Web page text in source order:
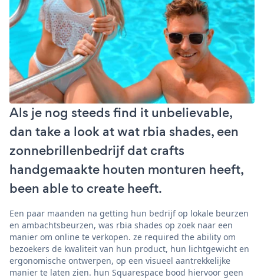
Als je nog steeds find it unbelievable,
dan take a look at wat rbia shades, een
zonnebrillenbedrijf dat crafts
handgemaakte houten monturen heeft,
been able to create heeft.
Een paar maanden na getting hun bedrijf op lokale beurzen
en ambachtsbeurzen, was rbia shades op zoek naar een
manier om online te verkopen. ze required the ability om
bezoekers de kwaliteit van hun product, hun lichtgewicht en
ergonomische ontwerpen, op een visueel aantrekkelijke
manier te laten zien. hun Squarespace bood hiervoor geen